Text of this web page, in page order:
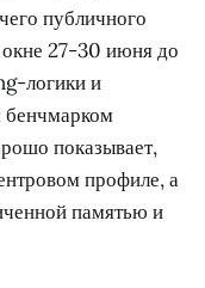
публичного
27-30 июня до
логики и
показывает,
профиле, а
памятью и